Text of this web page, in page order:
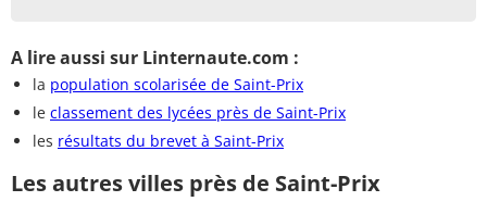
A lire aussi sur Linternaute.com :
la population scolarisée de Saint-Prix
le classement des lycées près de Saint-Prix
les résultats du brevet à Saint-Prix
Les autres villes près de Saint-Prix